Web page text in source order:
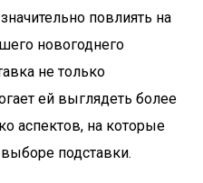
повлиять на
новогоднего
не только
ей выглядеть более
аспектов, на которые
подставки.